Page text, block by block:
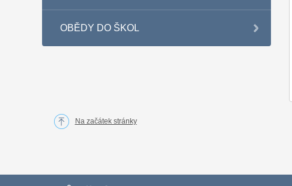
OBĚDY DO ŠKOL
Na začátek stránky